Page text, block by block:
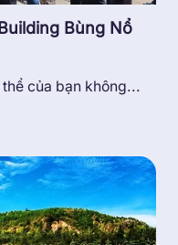
Bùng Nổ
của bạn không...